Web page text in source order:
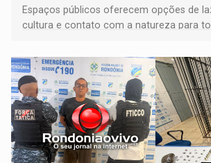
Espaços públicos oferecem opções de
cultura e contato com a natureza para